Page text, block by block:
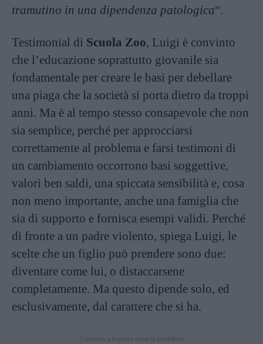
tramutino in una dipendenza patologica“.
Testimonial di Scuola Zoo, Luigi è convinto
che l’educazione soprattutto giovanile sia
fondamentale per creare le basi per debellare
una piaga che la società si porta dietro da troppi
anni. Ma è al tempo stesso consapevole che non
sia semplice, perché per approcciarsi
correttamente al problema e farsi testimoni di
un cambiamento occorrono basi soggettive,
valori ben saldi, una spiccata sensibilità e, cosa
non meno importante, anche una famiglia che
sia di supporto e fornisca esempi validi. Perché
di fronte a un padre violento, spiega Luigi, le
scelte che un figlio può prendere sono due:
diventare come lui, o distaccarsene
completamente. Ma questo dipende solo, ed
esclusivamente, dal carattere che si ha.